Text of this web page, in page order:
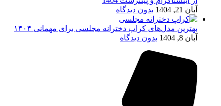
آبان 21, 1404
بدون دیدگاه
بهترین مدل‌های کراپ دخترانه مجلسی برای مهمانی ۱۴۰۴
آبان 8, 1404
بدون دیدگاه